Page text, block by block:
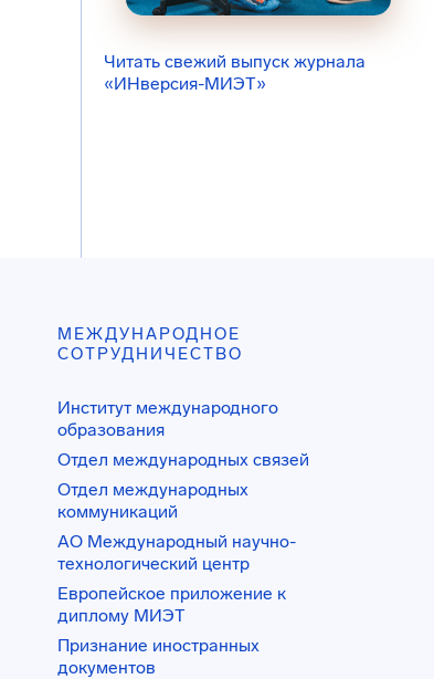
Читать свежий выпуск журнала
«ИНверсия-МИЭТ»
МЕЖДУНАРОДНОЕ
СОТРУДНИЧЕСТВО
Институт международного
образования
Отдел международных связей
Отдел международных
коммуникаций
АО Международный научно-
технологический центр
Европейское приложение к
диплому МИЭТ
Признание иностранных
документов